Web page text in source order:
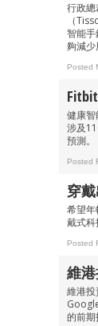
行政
（
智能
夠減少
Posted
健康智
涉及
預測。
Posted
穿
希望
戴式
Posted
維港
維港
的前期